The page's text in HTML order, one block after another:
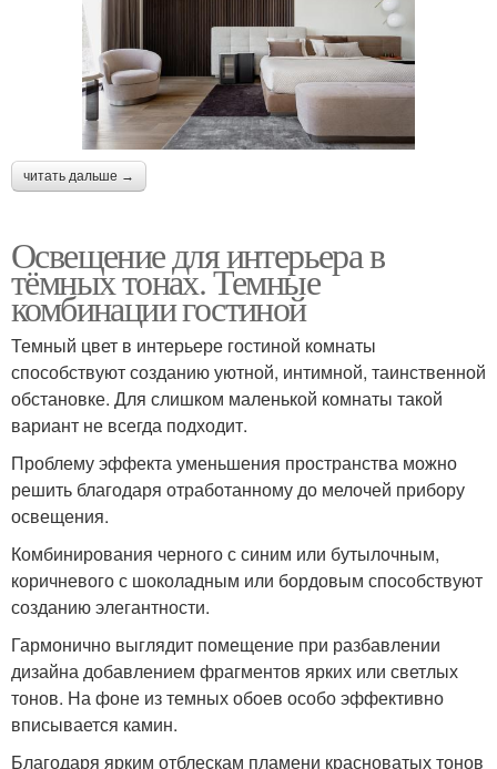
читать дальше →
Освещение для интерьера в
тёмных тонах. Темные
комбинации гостиной
Темный цвет в интерьере гостиной комнаты
способствуют созданию уютной, интимной, таинственной
обстановке. Для слишком маленькой комнаты такой
вариант не всегда подходит.
Проблему эффекта уменьшения пространства можно
решить благодаря отработанному до мелочей прибору
освещения.
Комбинирования черного с синим или бутылочным,
коричневого с шоколадным или бордовым способствуют
созданию элегантности.
Гармонично выглядит помещение при разбавлении
дизайна добавлением фрагментов ярких или светлых
тонов. На фоне из темных обоев особо эффективно
вписывается камин.
Благодаря ярким отблескам пламени красноватых тонов